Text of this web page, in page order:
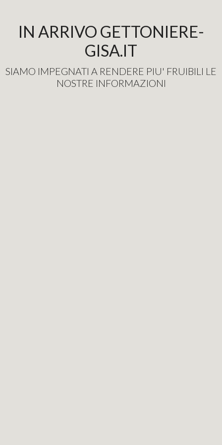
IN ARRIVO GETTONIERE-
GISA.IT
SIAMO IMPEGNATI A RENDERE PIU' FRUIBILI LE
NOSTRE INFORMAZIONI